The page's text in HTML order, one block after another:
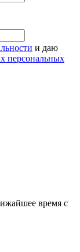
и даю
персональных
время с